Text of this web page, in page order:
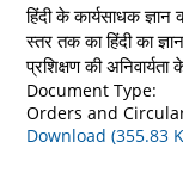
हिंदी के कार्यसाधक ज्ञान
स्तर तक का हिंदी का
प्रशिक्षण की
Document Type:
Orders and
Download (355.83